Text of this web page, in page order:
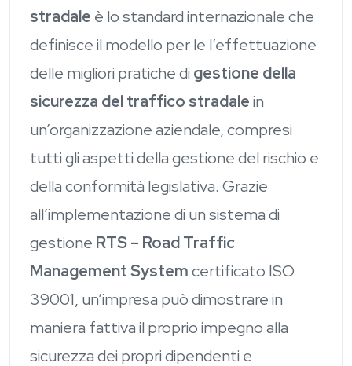
stradale è lo standard internazionale che
definisce il modello per le l’effettuazione
delle migliori pratiche di gestione della
sicurezza del traffico stradalein
un’organizzazione aziendale, compresi
tutti gli aspetti della gestione del rischio e
della conformità legislativa. Grazie
all’implementazione di un sistema di
gestione RTS – Road Traffic
Management Systemcertificato ISO
39001, un’impresa può dimostrare in
maniera fattiva il proprio impegno alla
sicurezza dei propri dipendenti e